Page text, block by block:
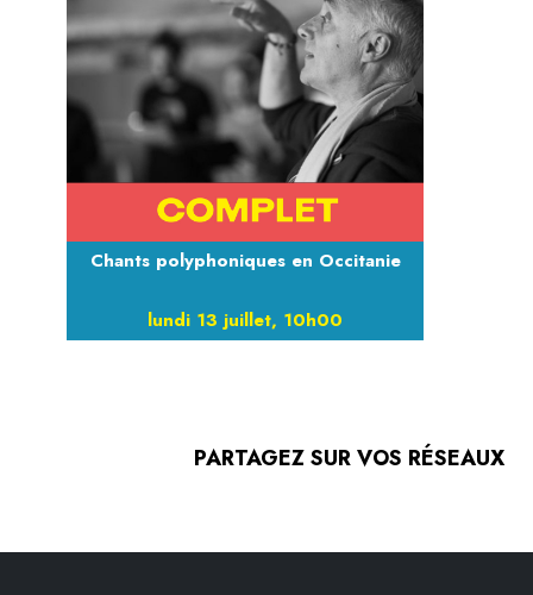
Chants polyphoniques en Occitanie
lundi 13 juillet, 10h00
PARTAGEZ SUR VOS RÉSEAUX